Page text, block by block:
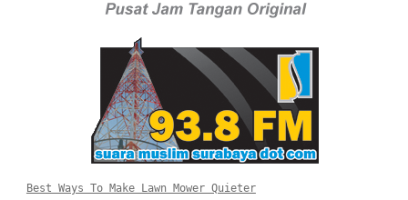
Best Ways To Make Lawn Mower Quieter